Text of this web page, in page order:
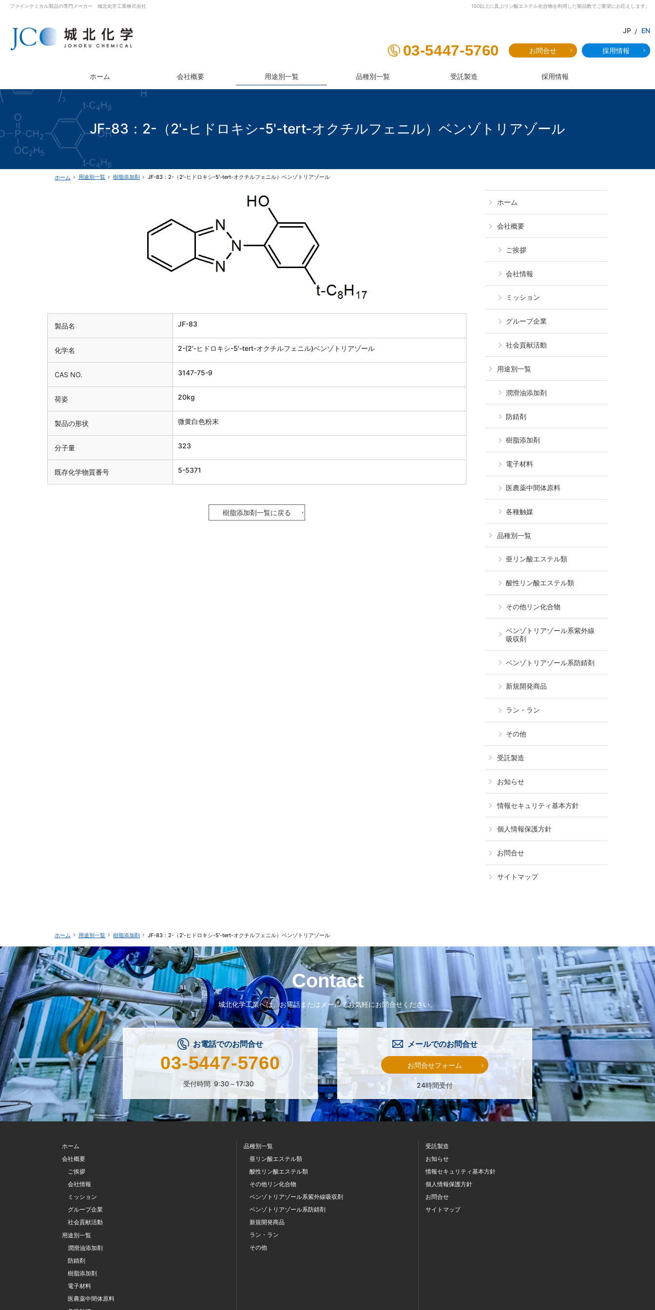
JF-83：2-（2'-ヒドロキシ-5'-tert-オクチルフェニル）ベンゾトリアゾール
150以上に及ぶリン酸エステル化合物を利用した製品数でご要望にお応えします。
ファインケミカル製品の専門メーカー 城北化学工業株式会社
ホーム 用途別一覧 樹脂添加剤 JF-83：2-（2'-ヒドロキシ-5'-tert-オクチルフェニル）ベンゾトリアゾール
製品名 JF-83
化学名 2-(2'-ヒドロキシ-5'-tert-オクチルフェニル)ベンゾトリアゾール
CAS NO. 3147-75-9
荷姿 20kg
製品の形状 微黄白色粉末
分子量 323
既存化学物質番号 5-5371
樹脂添加剤一覧に戻る
ホーム
会社概要
ご挨拶
会社情報
ミッション
グループ企業
社会貢献活動
用途別一覧
潤滑油添加剤
防錆剤
樹脂添加剤
電子材料
医農薬中間体原料
各種触媒
品種別一覧
亜リン酸エステル類
酸性リン酸エステル類
その他リン化合物
ベンゾトリアゾール系紫外線
吸収剤
ベンゾトリアゾール系防錆剤
新規開発商品
ラン・ラン
その他
受託製造
お知らせ
情報セキュリティ基本方針
個人情報保護方針
お問合せ
サイトマップ
ホーム 用途別一覧 樹脂添加剤 JF-83：2-（2'-ヒドロキシ-5'-tert-オクチルフェニル）ベンゾトリアゾール
JP EN
03-5447-5760 お問合せ 採用情報
ホーム 会社概要 用途別一覧
品種別一覧
紫外線吸収剤
防錆剤
受託製造 採用情報
Contact
城北化学工業へは、お電話またはメールでお気軽にお問合せください。
お電話でのお問合せ
03-5447-5760
受付時間 9:30～17:30
メールでのお問合せ
お問合せフォーム
24時間受付
ホーム
会社概要
ご挨拶
会社情報
ミッション
グループ企業
社会貢献活動
用途別一覧
潤滑油添加剤
防錆剤
樹脂添加剤
電子材料
医農薬中間体原料
品種別一覧
亜リン酸エステル類
酸性リン酸エステル類
その他リン化合物
ベンゾトリアゾール系紫外線吸収剤
ベンゾトリアゾール系防錆剤
新規開発商品
ラン・ラン
その他
受託製造
お知らせ
情報セキュリティ基本方針
個人情報保護方針
お問合せ
サイトマップ